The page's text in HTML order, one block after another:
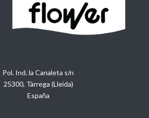
Pol. Ind. la Canaleta s/n
25300, Tàrrega (Lleida)
España